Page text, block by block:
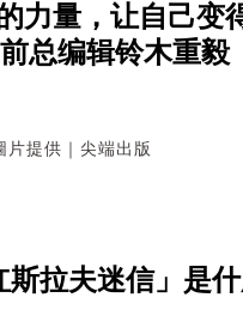
的力量，让自己
总编辑铃木重毅
片提供｜尖端出版
斯拉夫迷信」是